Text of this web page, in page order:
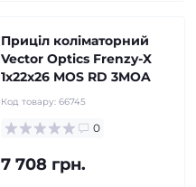
Приціл коліматорний
Vector Optics Frenzy-X
1x22x26 MOS RD 3MOA
Код товару: 66745
0
7 708 грн.